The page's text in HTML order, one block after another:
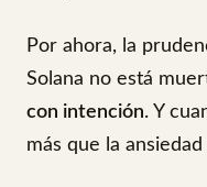
Por ahora, la
Solana no está
con intención. Y
más que la